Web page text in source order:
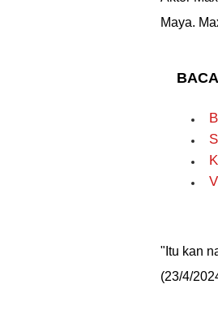
Maya.
"Itu kan
(23/4/